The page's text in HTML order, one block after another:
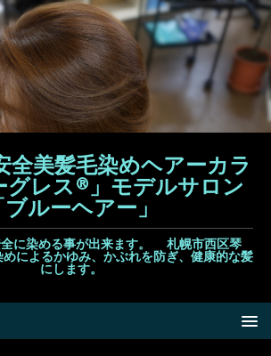
全美髪毛染めヘアーカラ
グレス®」モデルサロン
ブルーヘアー」
に染める事が出来ます。 札幌市西区琴
よるかゆみ、かぶれを防ぎ、健康的な髪
にします。